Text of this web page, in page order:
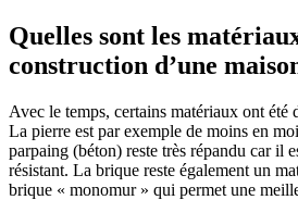
Quelles sont les
construction d’une
Avec le temps, certains matériaux ont été
La pierre est par exemple de moins en
parpaing (béton) reste très répandu car il
résistant. La brique reste également un
brique « monomur » qui permet une